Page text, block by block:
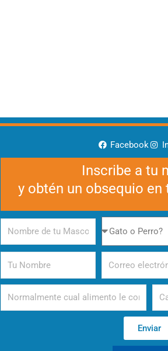
Facebook
Inscribe a tu
y obtén un obsequio
de
tu
Mascota
Perro
Alimento
Enviar